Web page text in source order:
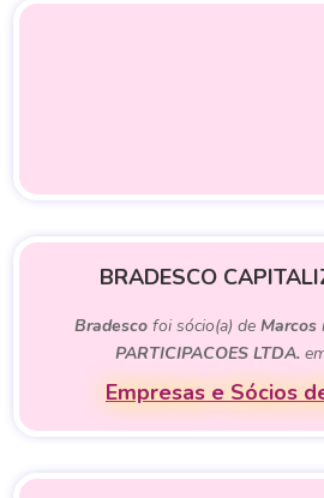
BRADESCO
Bradesco foi sócio(a) de Marcos
PARTICIPACOES LTDA.
Empresas e Sócios